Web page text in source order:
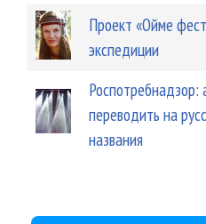
Проект «Ойме
экспедиции
переводить на
названия